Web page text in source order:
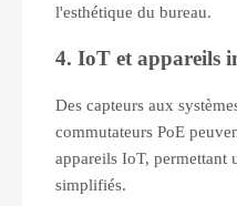
l'esthétique du bureau.
4. IoT et appareils
Des capteurs aux
commutateurs PoE
appareils IoT, permettant
simplifiés.